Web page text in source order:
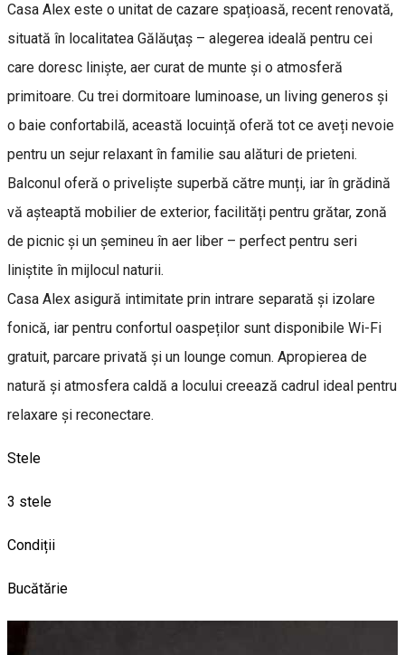
Casa Alex este o unitat de cazare spațioasă, recent renovată,
situată în localitatea Gălăuţaş – alegerea ideală pentru cei
care doresc liniște, aer curat de munte și o atmosferă
primitoare. Cu trei dormitoare luminoase, un living generos și
o baie confortabilă, această locuință oferă tot ce aveți nevoie
pentru un sejur relaxant în familie sau alături de prieteni.
Balconul oferă o priveliște superbă către munți, iar în grădină
vă așteaptă mobilier de exterior, facilități pentru grătar, zonă
de picnic și un șemineu în aer liber – perfect pentru seri
liniștite în mijlocul naturii.
Casa Alex asigură intimitate prin intrare separată și izolare
fonică, iar pentru confortul oaspeților sunt disponibile Wi-Fi
gratuit, parcare privată și un lounge comun. Apropierea de
natură și atmosfera caldă a locului creează cadrul ideal pentru
relaxare și reconectare.
Stele
3 stele
Condiții
Bucătărie